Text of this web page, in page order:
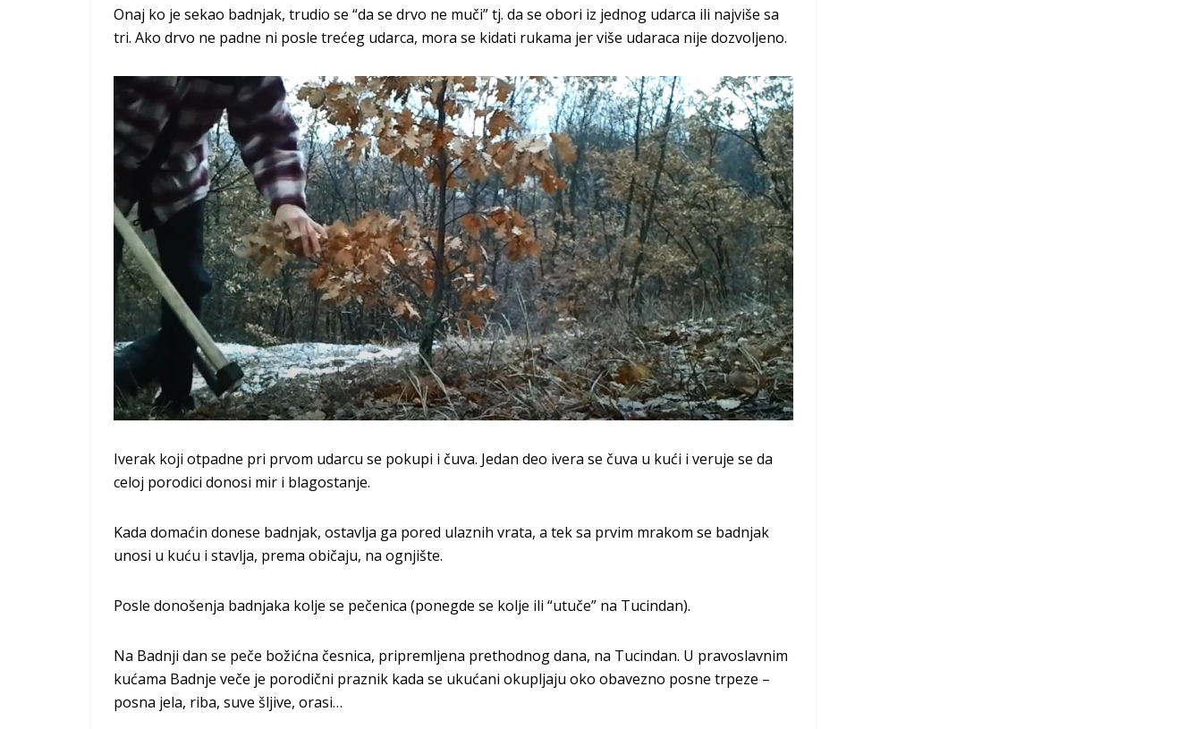
Onaj ko je sekao badnjak, trudio se “da se drvo ne muči” tj. da se obori iz jednog udarca ili najviše sa
tri. Ako drvo ne padne ni posle trećeg udarca, mora se kidati rukama jer više udaraca nije dozvoljeno.
Iverak koji otpadne pri prvom udarcu se pokupi i čuva. Jedan deo ivera se čuva u kući i veruje se da
celoj porodici donosi mir i blagostanje.
Kada domaćin donese badnjak, ostavlja ga pored ulaznih vrata, a tek sa prvim mrakom se badnjak
unosi u kuću i stavlja, prema običaju, na ognjište.
Posle donošenja badnjaka kolje se pečenica (ponegde se kolje ili “utuče” na Tucindan).
Na Badnji dan se peče božićna česnica, pripremljena prethodnog dana, na Tucindan. U pravoslavnim
kućama Badnje veče je porodični praznik kada se ukućani okupljaju oko obavezno posne trpeze –
posna jela, riba, suve šljive, orasi…